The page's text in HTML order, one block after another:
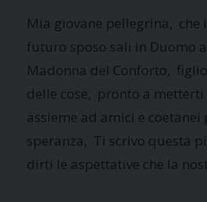
Mia giovane pellegrina, che
futuro sposo sali in Duomo
Madonna del Conforto,
delle cose, pronto a
assieme ad amici e
speranza, Ti scrivo questa
dirti le aspettative che la